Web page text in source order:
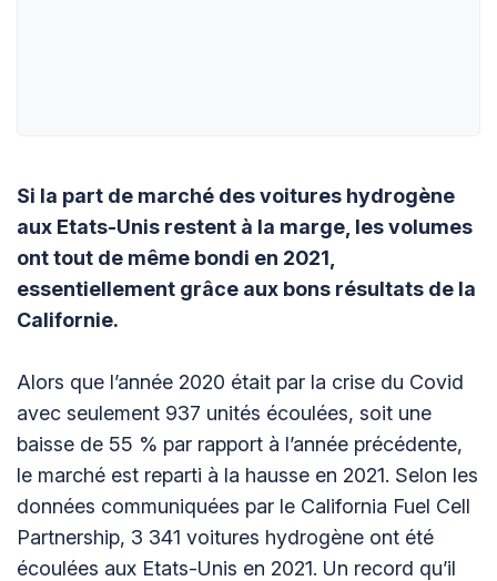
Si la part de marché des voitures hydrogène
aux Etats-Unis restent à la marge, les volumes
ont tout de même bondi en 2021,
essentiellement grâce aux bons résultats de la
Californie.
Alors que l’année 2020 était par la crise du Covid
avec seulement 937 unités écoulées, soit une
baisse de 55 % par rapport à l’année précédente,
le marché est reparti à la hausse en 2021. Selon les
données communiquées par le California Fuel Cell
Partnership, 3 341 voitures hydrogène ont été
écoulées aux Etats-Unis en 2021. Un record qu’il